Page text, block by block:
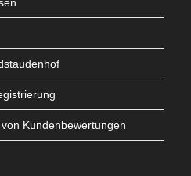
Kundenbewertungen